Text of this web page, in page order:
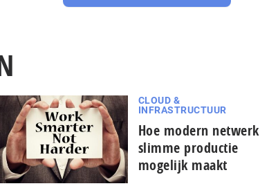
CLOUD &
INFRASTRUCTUUR
Hoe modern netwerk
slimme productie
mogelijk maakt